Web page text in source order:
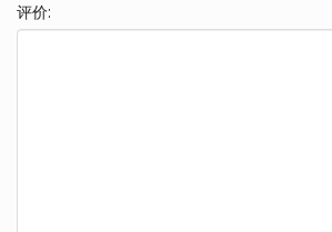
评价: